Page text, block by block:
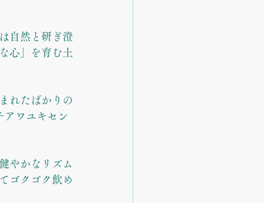
自然と研ぎ澄
心」を育む土
れたばかりの
アワユキセン
やかなリズム
ゴクゴク飲め